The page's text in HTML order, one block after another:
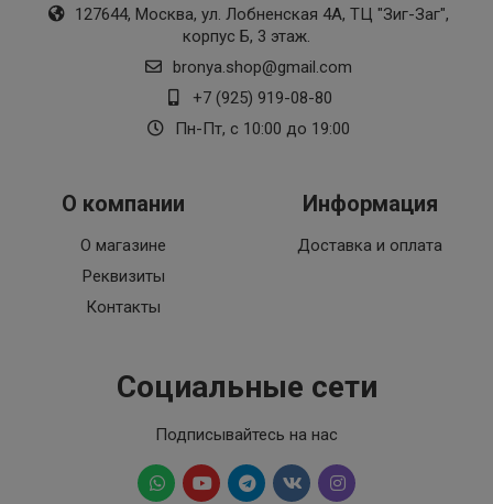
127644, Москва, ул. Лобненская 4А, ТЦ "Зиг-Заг",
корпус Б, 3 этаж.
bronya.shop@gmail.com
+7 (925) 919-08-80
Пн-Пт, с 10:00 до 19:00
О компании
О магазине
Реквизиты
Контакты
Информация
Доставка и оплата
Социальные сети
Подписывайтесь на нас